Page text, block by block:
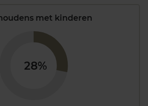
met kinderen
28%